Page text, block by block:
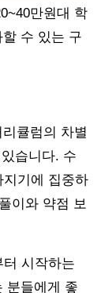
만원대 학
수 있는 구
큘럼의 차별
습니다. 수
기에 집중하
이와 약점 보
시작하는
분들에게 좋